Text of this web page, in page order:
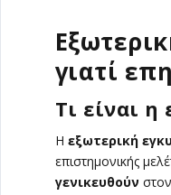
γιατί
Τι είναι
Η εξωτερική
επιστημονικής
γενικευθούν